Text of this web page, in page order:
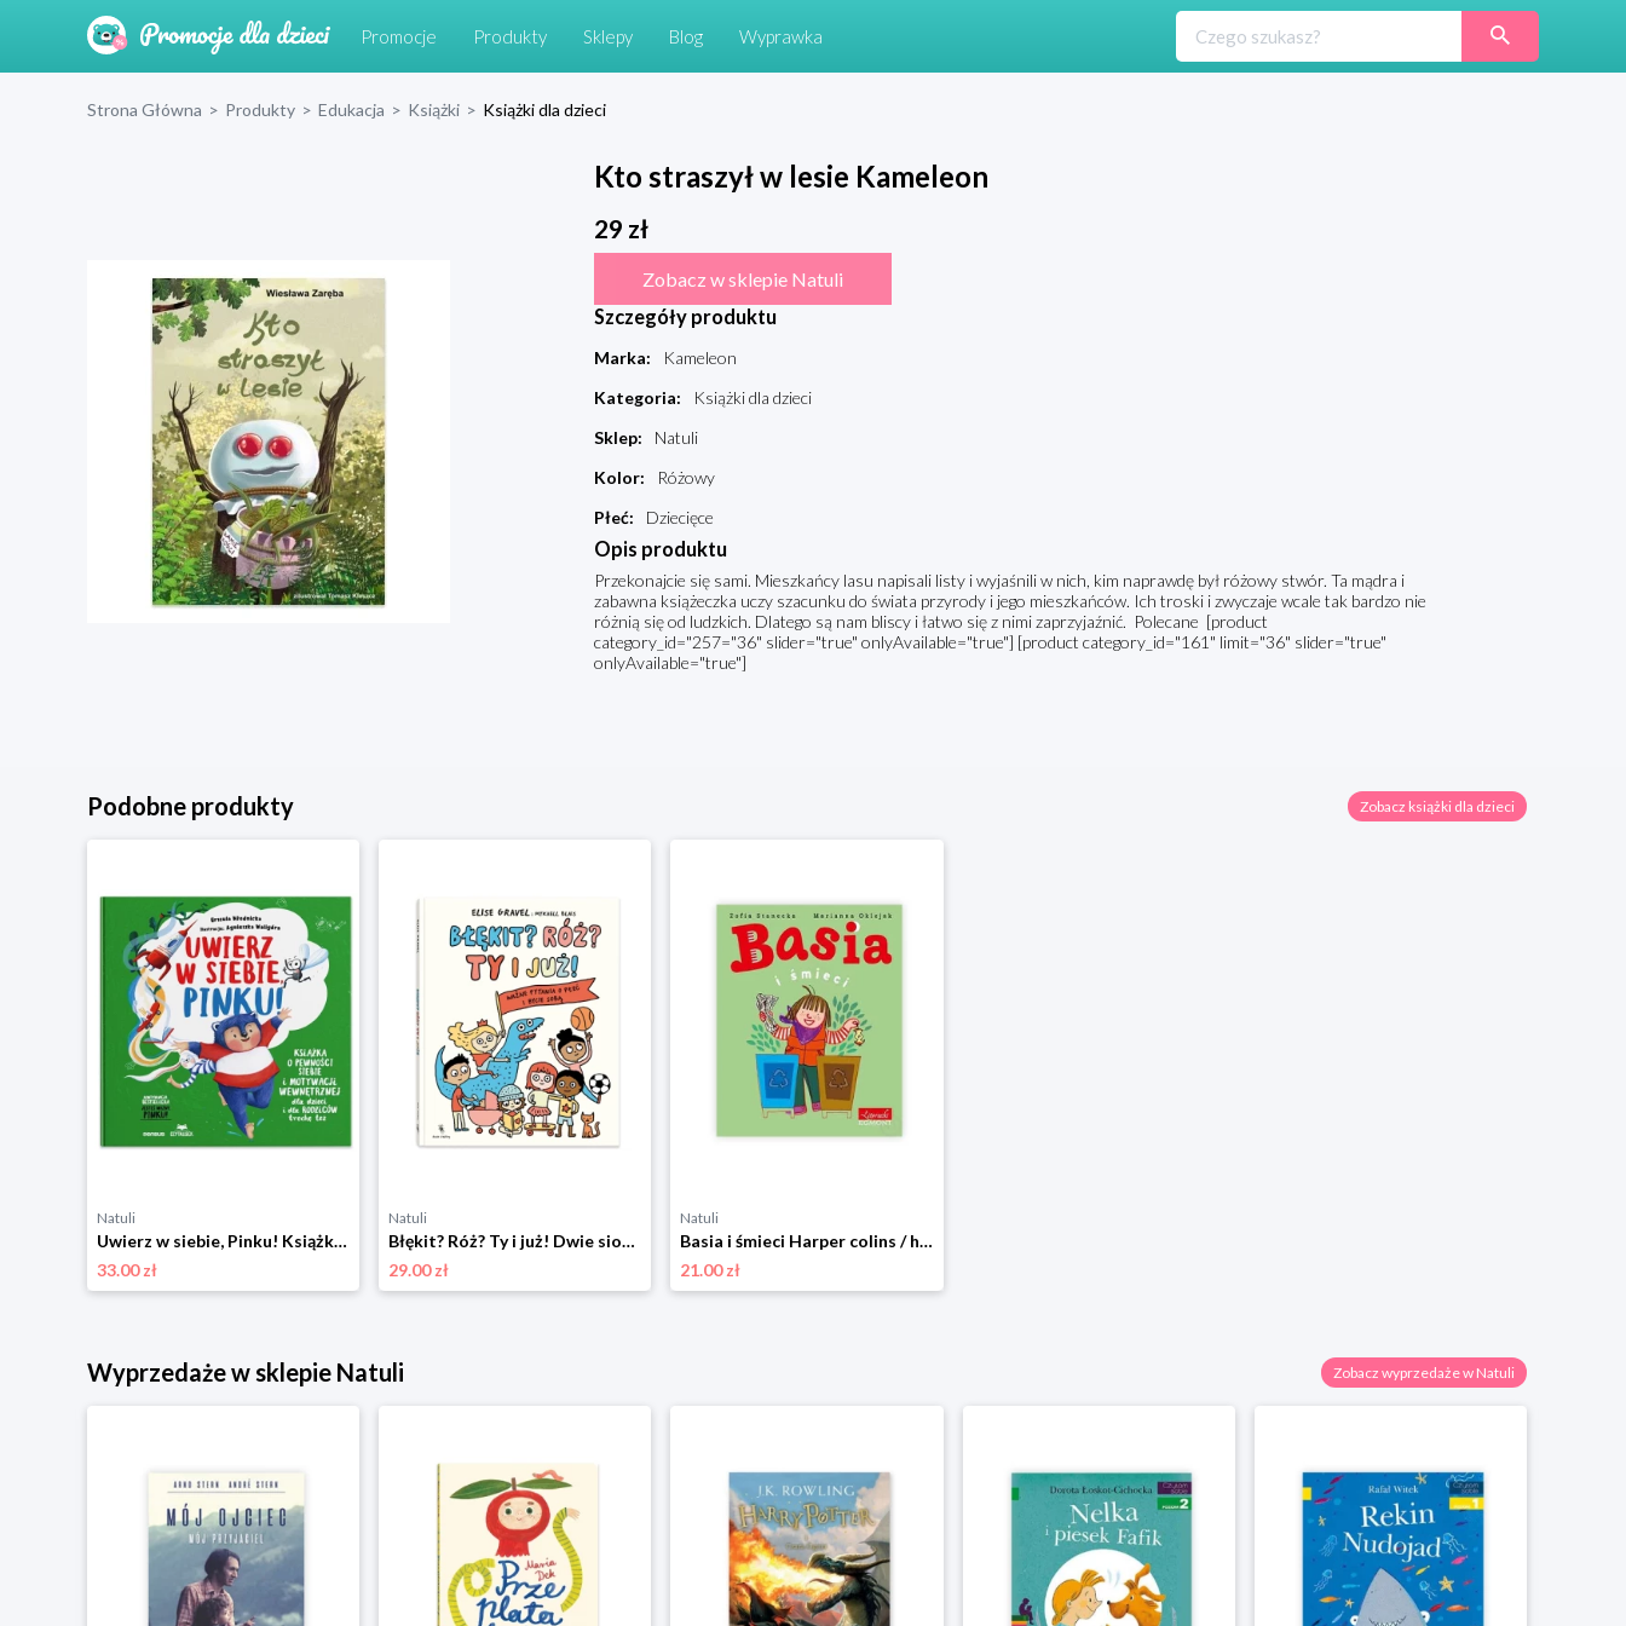
Promocje Produkty Sklepy Blog Wyprawka
Strona Główna > Produkty > Edukacja > Książki > Książki dla dzieci
Kto straszył w lesie Kameleon
29 zł
Zobacz w sklepie Natuli
Szczegóły produktu
Marka:
Kameleon
Kategoria:
Książki dla dzieci
Sklep:
Natuli
Kolor:
Różowy
Płeć: Dziecięce
Opis produktu
Przekonajcie się sami. Mieszkańcy lasu napisali listy i wyjaśnili w nich, kim naprawdę był różowy stwór. Ta mądra i
zabawna książeczka uczy szacunku do świata przyrody i jego mieszkańców. Ich troski i zwyczaje wcale tak bardzo nie
różnią się od ludzkich. Dlatego są nam bliscy i łatwo się z nimi zaprzyjaźnić. Polecane [product
category_id="257="36" slider="true" onlyAvailable="true"] [product category_id="161" limit="36" slider="true"
onlyAvailable="true"]
Podobne produkty Zobacz książki dla dzieci
Natuli
Uwierz w siebie, Pinku! Książka o pewności siebie i motywacji wewnętrznej dla dzieci i rodziców trochę też Sensus
33.00 zł
Natuli
Błękit? Róż? Ty i już! Dwie siostry
29.00 zł
Natuli
Basia i śmieci Harper colins / harper kids
21.00 zł
Wyprzedaże w sklepie Natuli Zobacz wyprzedaże w Natuli